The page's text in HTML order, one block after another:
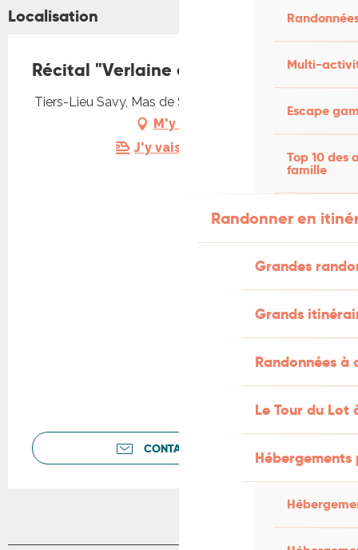
Multi-
Escape
Top 10 des
famille
Randonner en
Grandes
Grands
Randonnées
Le Tour du Lot
Localisation
Récital "Verlaine en musique"
Tiers-Lieu Savy, Mas de Savy, 46300 Saint-Projet
M'y rendre
J'y vais en train !
CONTACTEZ-NOUS